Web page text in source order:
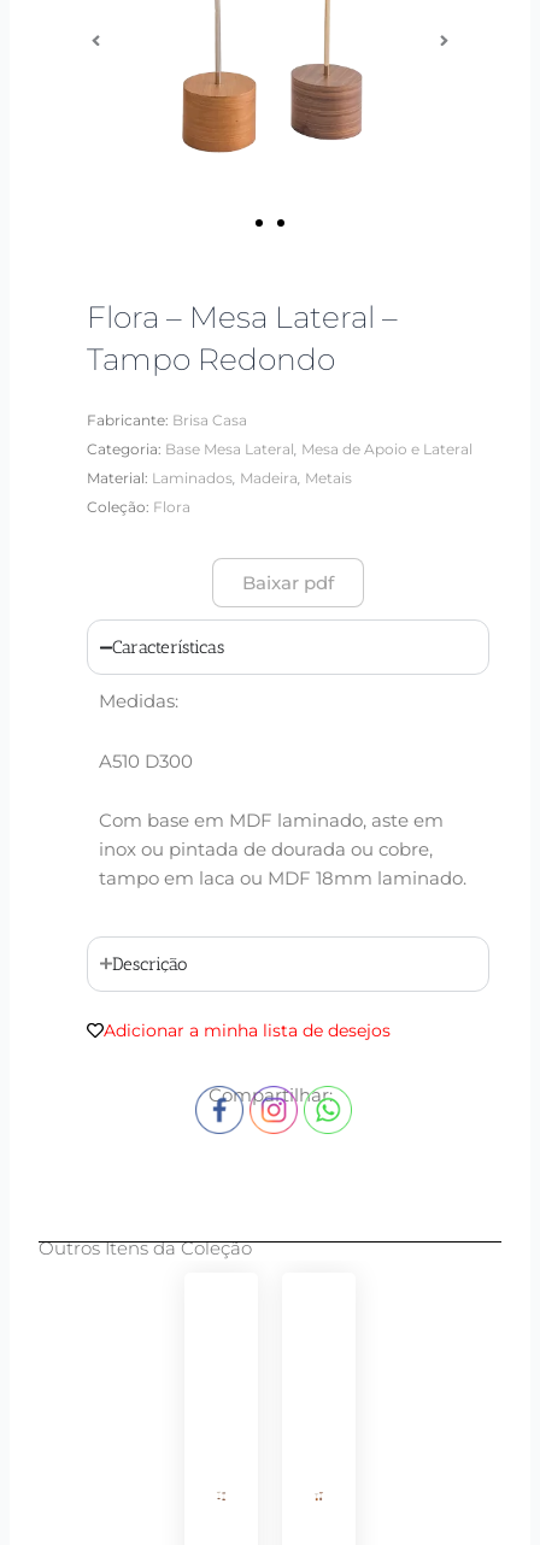
Flora – Mesa Lateral –
Tampo Redondo
Fabricante: Brisa Casa
Categoria: Base Mesa Lateral, Mesa de Apoio e Lateral
Material: Laminados, Madeira, Metais
Coleção: Flora
Baixar pdf
Características
Medidas:
A510 D300
Com base em MDF laminado, aste em
inox ou pintada de dourada ou cobre,
tampo em laca ou MDF 18mm laminado.
Descrição
Adicionar a minha lista de desejos
Compartilhar:
Outros Itens da Coleção